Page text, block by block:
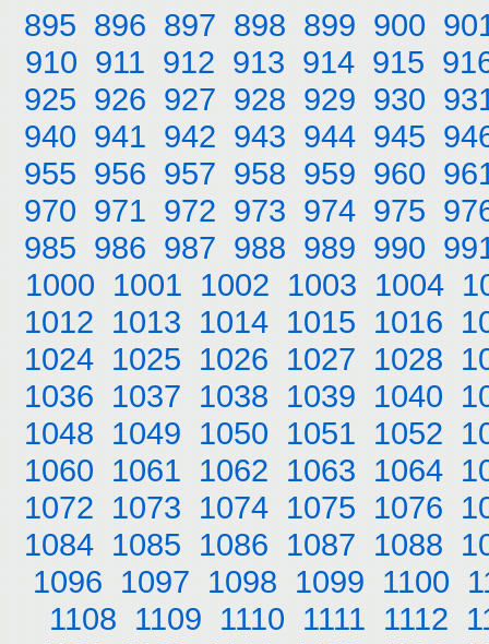
895 896 897 898 899 900
910 911 912 913 914 915
925 926 927 928 929 930
940 941 942 943 944 945
955 956 957 958 959 960
970 971 972 973 974 975
985 986 987 988 989 990
1000 1001 1002 1003 1004
1012 1013 1014 1015 1016
1024 1025 1026 1027 1028
1036 1037 1038 1039 1040
1048 1049 1050 1051 1052
1060 1061 1062 1063 1064
1072 1073 1074 1075 1076
1084 1085 1086 1087 1088
1096 1097 1098 1099 1100
1108 1109 1110 1111 1112